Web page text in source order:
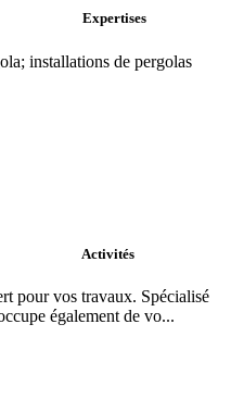
Expertises
installations de pergolas
Activités
pour vos travaux. Spécialisé
également de vo...